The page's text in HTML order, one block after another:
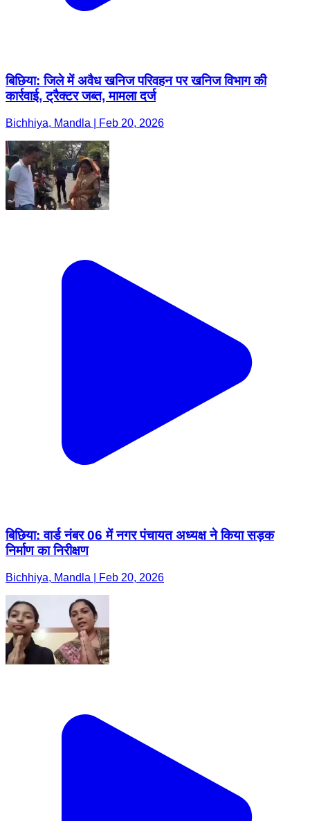
बिछिया: जिले में अवैध खनिज परिवहन पर खनिज विभाग की
कार्रवाई, ट्रैक्टर जब्त, मामला दर्ज
Bichhiya, Mandla | Feb 20, 2026
बिछिया: वार्ड नंबर 06 में नगर पंचायत अध्यक्ष ने किया सड़क
निर्माण का निरीक्षण
Bichhiya, Mandla | Feb 20, 2026